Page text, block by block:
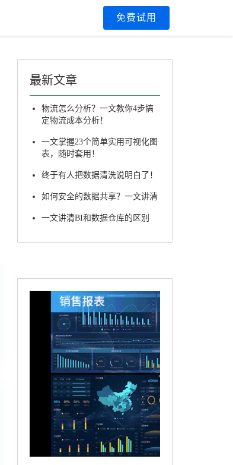
免费试用
最新文章
物流怎么分析？一文教你4步搞
定物流成本分析！
一文掌握23个简单实用可视化图
表，随时套用！
终于有人把数据清洗说明白了！
如何安全的数据共享？一文讲清
一文讲清BI和数据仓库的区别